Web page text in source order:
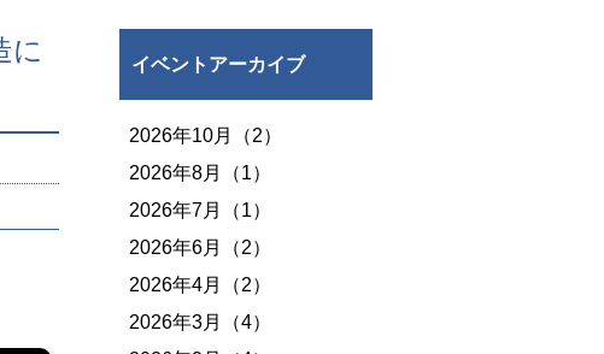
に
イベントアーカイブ
2026年10月（2）
2026年8月（1）
2026年7月（1）
2026年6月（2）
2026年4月（2）
2026年3月（4）